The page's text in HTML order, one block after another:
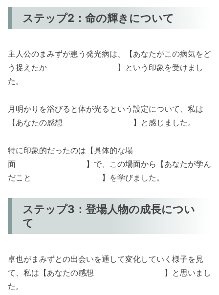
ステップ2：命の輝きについて
主人公のまみずが患う発光病は、【あなたがこの病気をど
う捉えたか 】という印象を受けまし
た。
月明かりを浴びると体が光るという設定について、私は
【あなたの感想 】と感じました。
特に印象的だったのは【具体的な場
面 】で、この場面から【あなたが学ん
だこと 】を学びました。
ステップ3：登場人物の成長につい
て
卓也がまみずとの出会いを通して変化していく様子を見
て、私は【あなたの感想 】と思いまし
た。